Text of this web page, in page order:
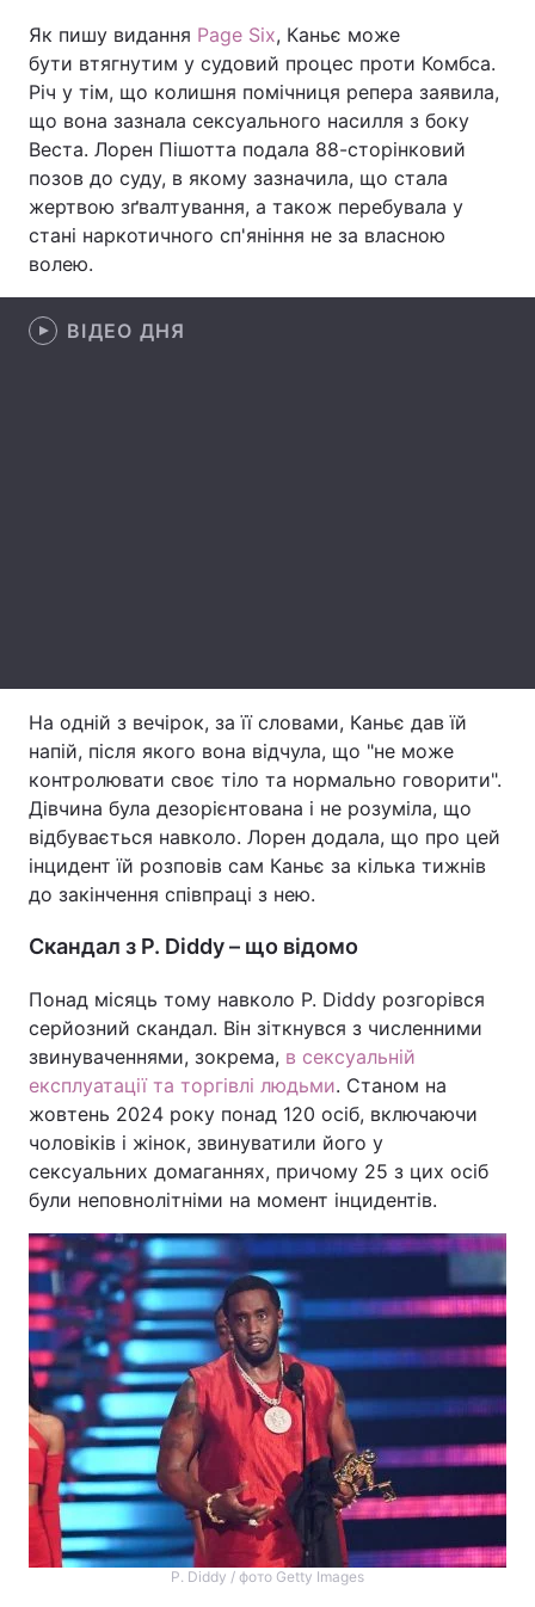
Екологія Регіони
Лонгріди
Відео з Youtube Статті
Інтерв'ю Думки
Архів Вакансії
Контакти
Як пишу видання Page Six, Каньє може
бути втягнутим у судовий процес проти Комбса.
Річ у тім, що колишня помічниця репера заявила,
що вона зазнала сексуального насилля з боку
Веста. Лорен Пішотта подала 88-сторінковий
позов до суду, в якому зазначила, що стала
жертвою зґвалтування, а також перебувала у
стані наркотичного сп'яніння не за власною
волею.
ВІДЕО ДНЯ
На одній з вечірок, за її словами, Каньє дав їй
напій, після якого вона відчула, що "не може
контролювати своє тіло та нормально говорити".
Дівчина була дезорієнтована і не розуміла, що
відбувається навколо. Лорен додала, що про цей
інцидент їй розповів сам Каньє за кілька тижнів
до закінчення співпраці з нею.
Скандал з P. Diddy – що відомо
Понад місяць тому навколо P. Diddy розгорівся
серйозний скандал. Він зіткнувся з численними
звинуваченнями, зокрема, в сексуальній
експлуатації та торгівлі людьми. Станом на
жовтень 2024 року понад 120 осіб, включаючи
чоловіків і жінок, звинуватили його у
сексуальних домаганнях, причому 25 з цих осіб
були неповнолітніми на момент інцидентів.
P. Diddy / фото Getty Images